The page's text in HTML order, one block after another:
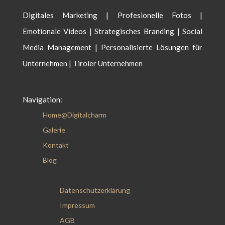
Digitales Marketing | Profesionelle Fotos |
Emotionale Videos | Strategisches Branding | Social
Media Management | Personalisierte Lösungen für
Unternehmen | Tiroler Unternehmen
Navigation:
Home@Digitalcharm
Galerie
Kontakt
Blog
Datenschutzerklärung
Impressum
AGB